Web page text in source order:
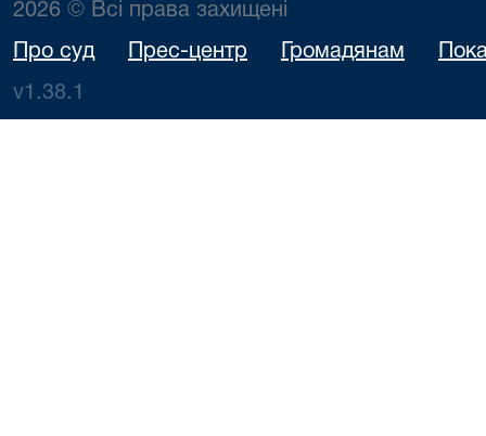
2026 © Всі права захищені
Про суд Прес-центр Громадянам
v1.38.1